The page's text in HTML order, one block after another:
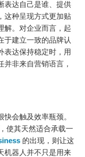
表达自己是谁、提供
这种呈现方式更加贴
解。对企业而言，起
于建立一致的品牌认
表达保持稳定时，用
并非来自营销语言，
会触及效率瓶颈。
使其天然适合承载一
的出现，则让这
机器人并不只是用来